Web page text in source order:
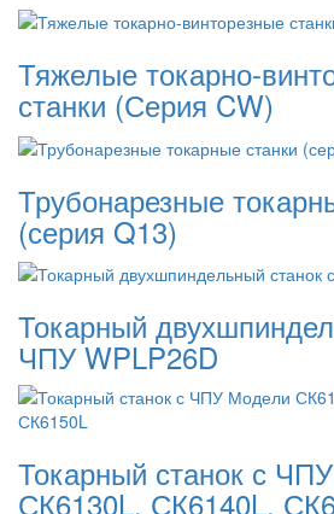
Тяжелые токарно-
станки (Серия CW)
Трубонарезные
(серия Q13)
Токарный
ЧПУ WPLP26D
Токарный станок с
СК6130L, СК6140L,